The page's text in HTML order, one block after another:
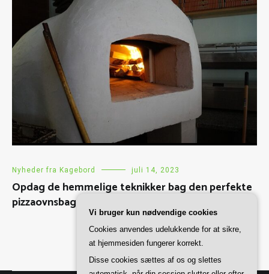
Nyheder fra Kagebord juli 14, 2023
Opdag de hemmelige teknikker bag den perfekte
pizzaovnsbagning
Vi bruger kun nødvendige cookies
Cookies anvendes udelukkende for at sikre,
at hjemmesiden fungerer korrekt.
Disse cookies sættes af os og slettes